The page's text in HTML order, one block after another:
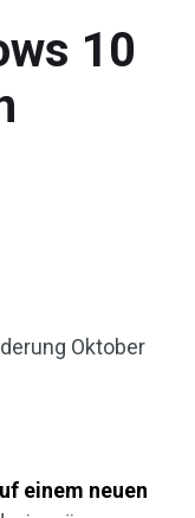
10
Oktober
einem neuen